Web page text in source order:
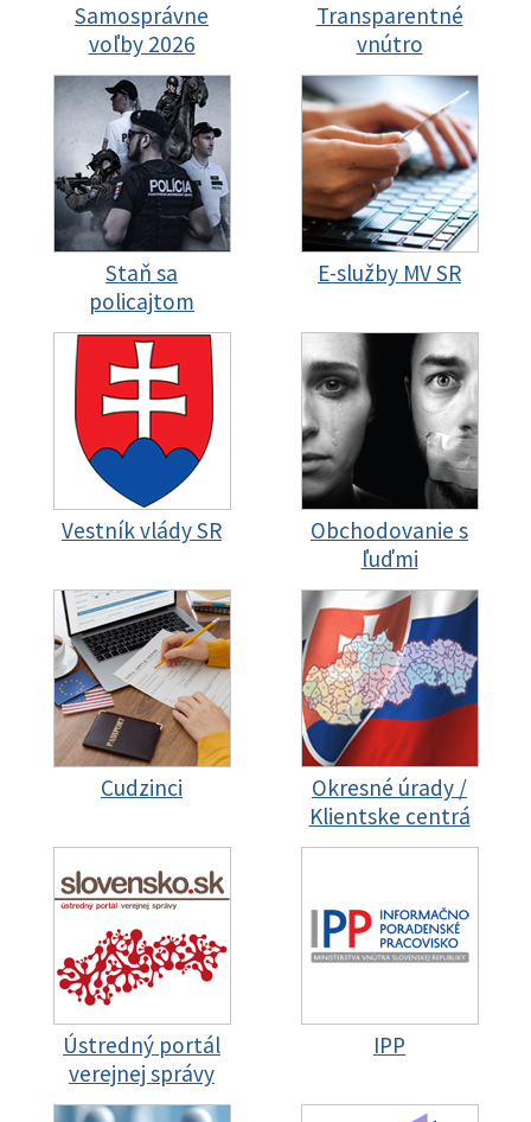
Samosprávne
voľby 2026
Transparentné
vnútro
Staň sa
policajtom
E-služby MV SR
Vestník vlády SR
Obchodovanie s
ľuďmi
Cudzinci
Okresné úrady /
Klientske centrá
Ústredný portál
verejnej správy
IPP